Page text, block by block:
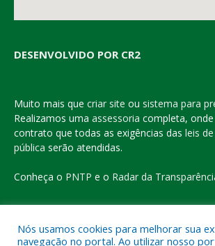
DESENVOLVIDO POR CR2
Muito mais que criar site ou sistema para
Realizamos uma assessoria completa,
contrato que todas as exigências das leis
pública serão atendidas.
Conheça o PNTP e o Radar da
Nós usamos cookies para melhorar sua
navegação no portal. Ao utilizar nosso